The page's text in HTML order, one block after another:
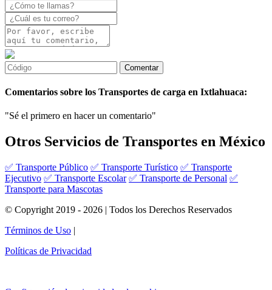
Comentarios sobre los Transportes de carga en Ixtlahuaca:
"Sé el primero en hacer un comentario"
Otros Servicios de Transportes en México
✅ Transporte Público ✅ Transporte Turístico ✅ Transporte
Ejecutivo ✅ Transporte Escolar ✅ Transporte de Personal ✅
Transporte para Mascotas
© Copyright 2019 - 2026 | Todos los Derechos Reservados
Términos de Uso |
Políticas de Privacidad